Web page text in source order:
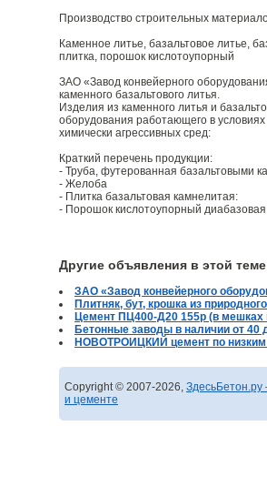
Производство строительных
Каменное литье, базальтовое литье,
плитка, порошок кислотоупорный
ЗАО «Завод конвейерного
каменного базальтового литья.
Изделия из каменного литья и
оборудования работающего в
химически агрессивных сред:
Краткий перечень продукции:
- Труба, футерованная базальтовыми
- Желоба
- Плитка базальтовая камнелитая:
- Порошок кислотоупорный
Другие объявления в этой теме
ЗАО «Завод конвейерного
Плитняк, бут, крошка из
Цемент ПЦ400-Д20 155р (в мешках
Бетонные заводы в наличии от 40
НОВОТРОИЦКИЙ цемент по
Copyright © 2007-2026,
и цементе